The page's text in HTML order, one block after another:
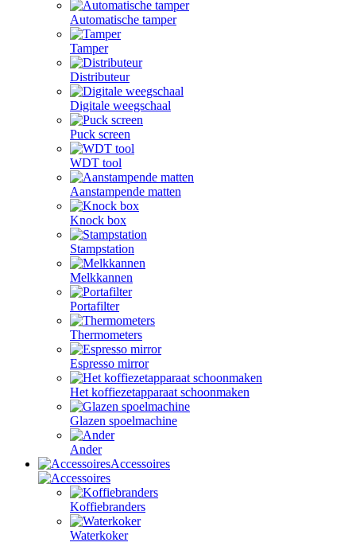
Automatische tamper
Tamper
Distributeur
Digitale weegschaal
Puck screen
WDT tool
Aanstampende matten
Knock box
Stampstation
Melkkannen
Portafilter
Thermometers
Espresso mirror
Het koffiezetapparaat schoonmaken
Glazen spoelmachine
Ander
Accessoires
Koffiebranders
Waterkoker